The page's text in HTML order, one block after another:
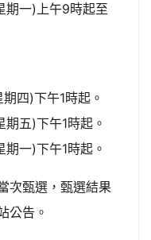
期一)上午9時起至
四)下午1時起。
五)下午1時起。
一)下午1時起。
次甄選，甄選結果
公告。